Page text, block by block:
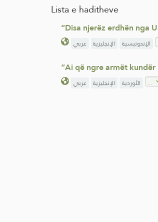
Lista e haditheve
“Disa njerëz erdhën nga
عربي الإنجليزية الإندونيسية
“Ai që ngre armët
عربي الإنجليزية الأوردية